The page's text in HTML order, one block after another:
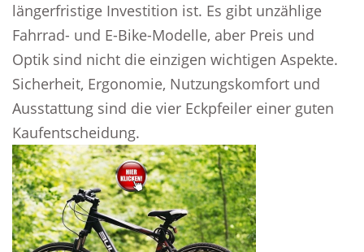
längerfristige Investition ist. Es gibt unzählige
Fahrrad- und E-Bike-Modelle, aber Preis und
Optik sind nicht die einzigen wichtigen Aspekte.
Sicherheit, Ergonomie, Nutzungskomfort und
Ausstattung sind die vier Eckpfeiler einer guten
Kaufentscheidung.